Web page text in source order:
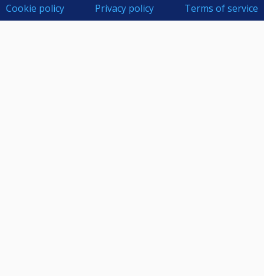
Cookie policy Privacy policy Terms of service